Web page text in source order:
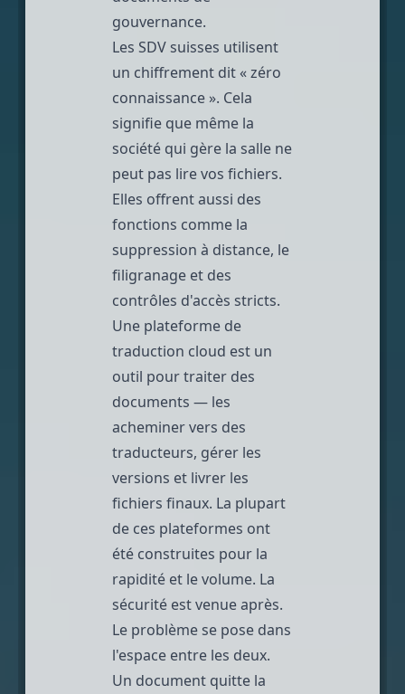
gouvernance.
Les SDV suisses utilisent
un chiffrement dit « zéro
connaissance ». Cela
signifie que même la
société qui gère la salle ne
peut pas lire vos fichiers.
Elles offrent aussi des
fonctions comme la
suppression à distance, le
filigranage et des
contrôles d'accès stricts.
Une plateforme de
traduction cloud est un
outil pour traiter des
documents — les
acheminer vers des
traducteurs, gérer les
versions et livrer les
fichiers finaux. La plupart
de ces plateformes ont
été construites pour la
rapidité et le volume. La
sécurité est venue après.
Le problème se pose dans
l'espace entre les deux.
Un document quitte la